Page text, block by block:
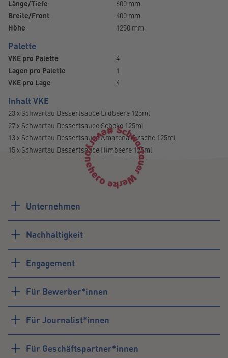
Länge/Tiefe
600 mm
Breite/Front
400 mm
Höhe
1250 mm
Palette
VKE pro Palette
4
Lagen pro Palette
1
VKE pro Lage
4
Inhalt VKE
23 x Schwartau Dessertsauce Erdbeere 125ml
27 x Schwartau Dessertsauce Schoko 125ml
13 x Schwartau Dessertsauce Amarena Kirsche 125ml
15 x Schwartau Dessertsauce Himbeere 125ml
18 x Schwartau Dessertsauce Caramel 125ml
Probleme beim Download?
Unternehmen
Nachhaltigkeit
Engagement
Für Bewerber*innen
Für Journalist*innen
Für Geschäftspartner*innen